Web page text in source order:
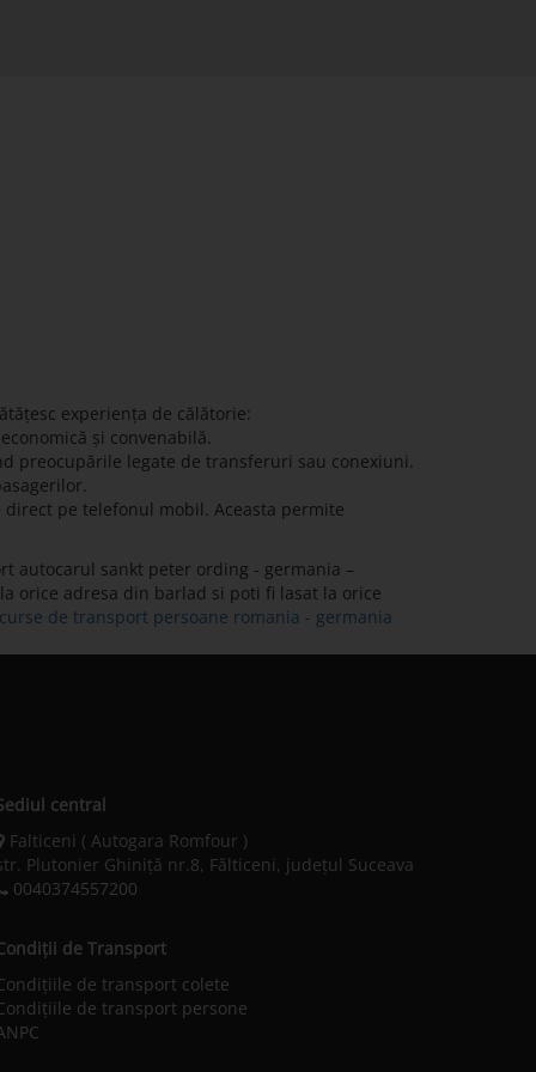
experiența de călătorie:
și convenabilă.
preocupările legate de transferuri sau conexiuni.
pe telefonul mobil. Aceasta permite
autocarul sankt peter ording - germania –
orice adresa din barlad si poti fi lasat la orice
de transport persoane romania - germania
central
Falticeni ( Autogara Romfour )
Plutonier Ghiniţă nr.8, Fălticeni, judeţul Suceava
0040374557200
de Transport
de transport colete
de transport persone